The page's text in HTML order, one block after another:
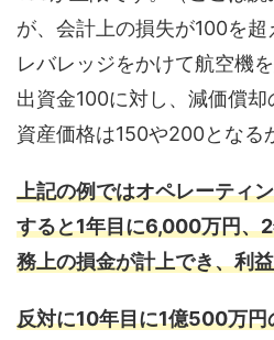
が、会計上の損失が100を
レバレッジをかけて航空機
出資金100に対し、減価償
資産価格は150や200となる
上記の例ではオペレーティ
すると1年目に6,000万円、
務上の損金が計上でき、利
反対に10年目に1億500万円